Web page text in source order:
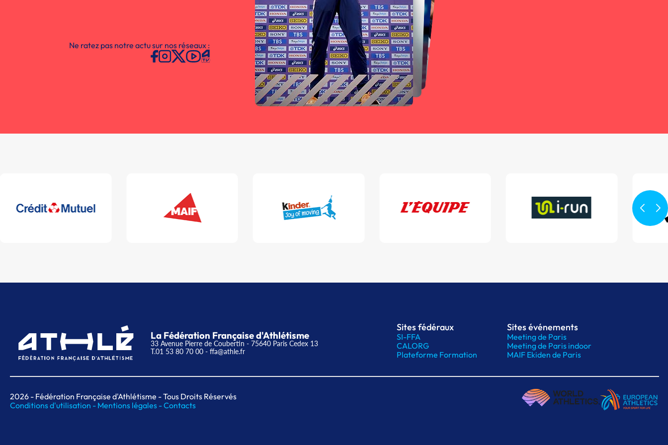
Ne ratez pas notre actu sur nos réseaux :
La Fédération Française d'Athlétisme
33 Avenue Pierre de Coubertin - 75640 Paris Cedex 13
T.01 53 80 70 00 - ffa@athle.fr
Sites fédéraux
SI-FFA
CALORG
Plateforme Formation
Sites événements
Meeting de Paris
Meeting de Paris indoor
MAIF Ekiden de Paris
2026 - Fédération Française d'Athlétisme - Tous Droits Réservés
Conditions d'utilisation - Mentions légales -Contacts